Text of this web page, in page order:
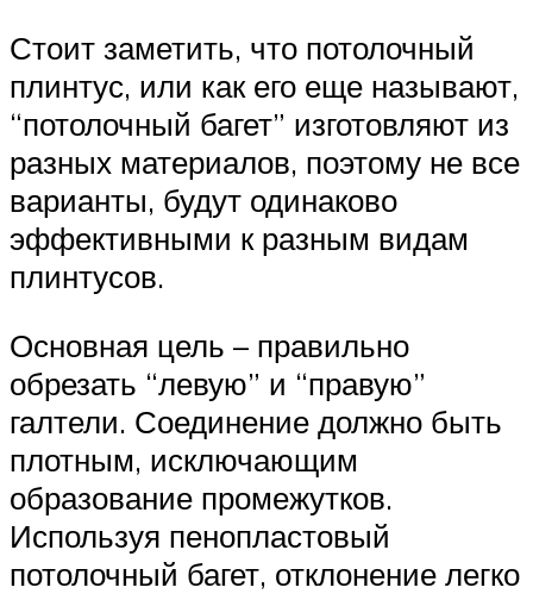
Стоит заметить, что потолочный
плинтус, или как его еще называют,
“потолочный багет” изготовляют из
разных материалов, поэтому не все
варианты, будут одинаково
эффективными к разным видам
плинтусов.
Основная цель – правильно
обрезать “левую” и “правую”
галтели. Соединение должно быть
плотным, исключающим
образование промежутков.
Используя пенопластовый
потолочный багет, отклонение легко